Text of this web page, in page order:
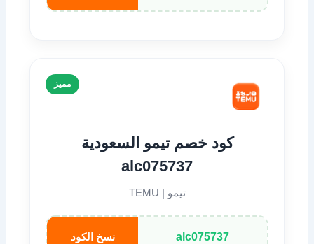
مميز
كود خصم تيمو السعودية
alc075737
تيمو | TEMU
alc075737 نسخ الكود